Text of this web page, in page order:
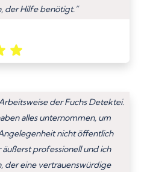
der Hilfe benötigt.”
der Fuchs Detektei.
alles unternommen, um
nicht öffentlich
professionell und ich
der eine vertrauenswürdige